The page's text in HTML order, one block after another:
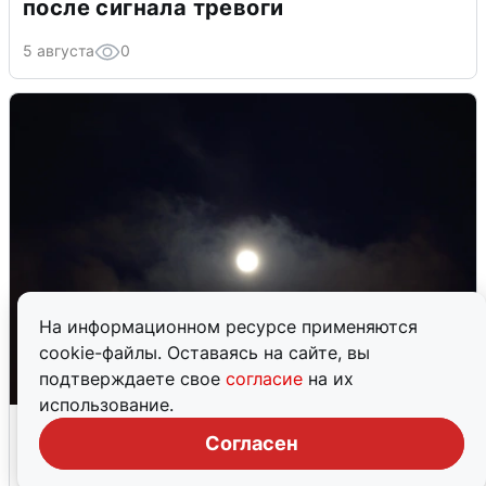
На информационном ресурсе применяются
cookie-файлы. Оставаясь на сайте, вы
подтверждаете свое согласие на их
использование.
Согласен
после сигнала тревоги
5 августа 0
Взрывы в Воронеже после сигнала
тревоги